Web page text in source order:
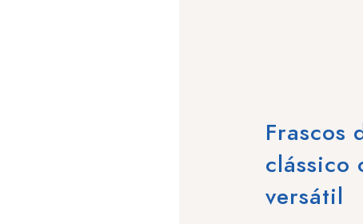
Frascos
clássico
versátil